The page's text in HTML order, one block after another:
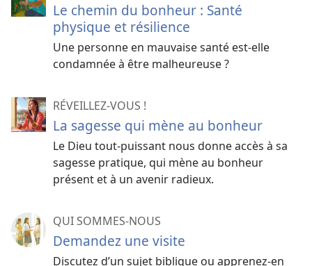
Le chemin du bonheur : Santé
physique et résilience
Une personne en mauvaise santé est-​elle
condamnée à être malheureuse ?
RÉVEILLEZ-VOUS !
La sagesse qui mène au bonheur
Le Dieu tout-puissant nous donne accès à sa
sagesse pratique, qui mène au bonheur
présent et à un avenir radieux.
QUI SOMMES-NOUS
Demandez une visite
Discutez d’un sujet biblique ou apprenez-​en